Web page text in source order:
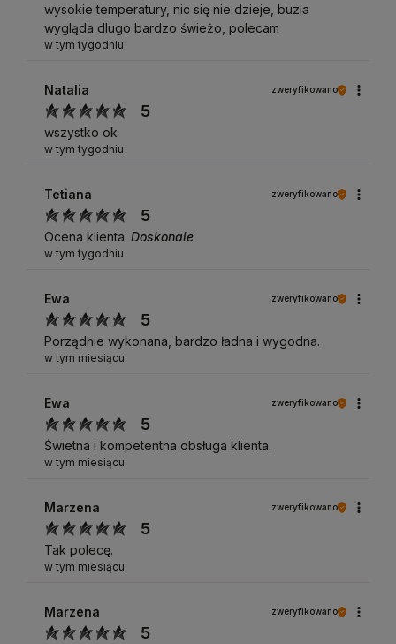
wysokie temperatury, nic się nie dzieje, buzia
wygląda dlugo bardzo świeżo, polecam
w tym tygodniu
Natalia zweryfikowano
5
wszystko ok
w tym tygodniu
Tetiana zweryfikowano
5
Ocena klienta: Doskonale
w tym tygodniu
Ewa zweryfikowano
5
Porządnie wykonana, bardzo ładna i wygodna.
w tym miesiącu
Ewa zweryfikowano
5
Świetna i kompetentna obsługa klienta.
w tym miesiącu
Marzena zweryfikowano
5
Tak polecę.
w tym miesiącu
Marzena zweryfikowano
5